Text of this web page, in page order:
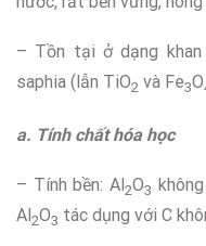
– Tồn tại ở dạng khan
saphia (lẫn TiO2 và Fe3O
a. Tính chất hóa học
– Tính bền: Al2O3
Al2O3 tác dụng với C